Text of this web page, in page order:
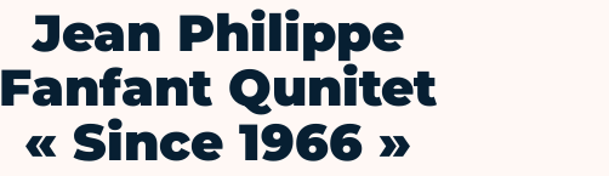
Jean Philippe
Fanfant Qunitet
« Since 1966 »